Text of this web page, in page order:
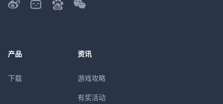
产品
下载
资讯
游戏攻略
有奖活动